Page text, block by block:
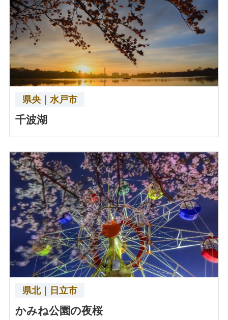
県央｜水戸市
千波湖
県北｜日立市
かみね公園の夜桜